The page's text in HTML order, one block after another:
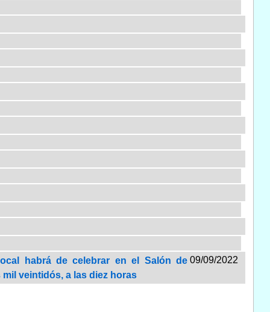
habrá de celebrar en el Salón de
veintidós, a las diez horas
09/09/2022